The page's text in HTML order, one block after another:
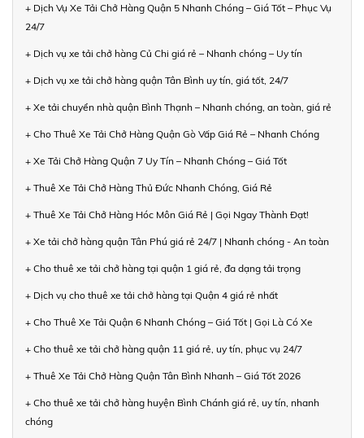
+ Dịch Vụ Xe Tải Chở Hàng Quận 5 Nhanh Chóng – Giá Tốt – Phục Vụ
24/7
+ Dịch vụ xe tải chở hàng Củ Chi giá rẻ – Nhanh chóng – Uy tín
+ Dịch vụ xe tải chở hàng quận Tân Bình uy tín, giá tốt, 24/7
+ Xe tải chuyển nhà quận Bình Thạnh – Nhanh chóng, an toàn, giá rẻ
+ Cho Thuê Xe Tải Chở Hàng Quận Gò Vấp Giá Rẻ – Nhanh Chóng
+ Xe Tải Chở Hàng Quận 7 Uy Tín – Nhanh Chóng – Giá Tốt
+ Thuê Xe Tải Chở Hàng Thủ Đức Nhanh Chóng, Giá Rẻ
+ Thuê Xe Tải Chở Hàng Hóc Môn Giá Rẻ | Gọi Ngay Thành Đạt!
+ Xe tải chở hàng quận Tân Phú giá rẻ 24/7 | Nhanh chóng - An toàn
+ Cho thuê xe tải chở hàng tại quận 1 giá rẻ, đa dạng tải trọng
+ Dịch vụ cho thuê xe tải chở hàng tại Quận 4 giá rẻ nhất
+ Cho Thuê Xe Tải Quận 6 Nhanh Chóng – Giá Tốt | Gọi Là Có Xe
+ Cho thuê xe tải chở hàng quận 11 giá rẻ, uy tín, phục vụ 24/7
+ Thuê Xe Tải Chở Hàng Quận Tân Bình Nhanh – Giá Tốt 2026
+ Cho thuê xe tải chở hàng huyện Bình Chánh giá rẻ, uy tín, nhanh
chóng